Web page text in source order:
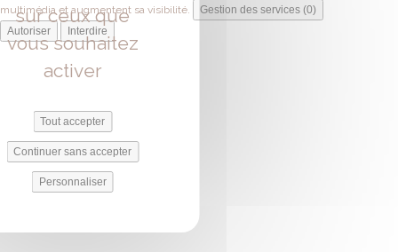
multimédia et augmentent sa visibilité.
Gestion des services (0)
Autoriser
Interdire
sur ceux que
vous souhaitez
activer
Tout accepter
Continuer sans accepter
Personnaliser